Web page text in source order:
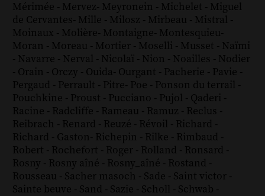
Mérimée - Mervez- Meyronein - Michelet - Miguel
de Cervantes- Mille - Milosz - Mirbeau - Mistral -
Moinaux - Molière- Montaigne- Montesquieu-
Moran - Moreau - Mortier - Moselli - Musset - Naïmi
- Navarre - Nerval - Nicolaï - Nion - Noailles - Nodier
- Orain - Orczy - Ouida- Ourgant - Pacherie - Pavie -
Pergaud - Perrault - Pitre- Poe - Ponson du terrail -
Pouchkine - Proust - Pucciano - Pujol - Qaderi -
Racine - Radcliffe - Rameau - Ramuz - Reclus -
Reibrach - Renard - Reuzé - Révoil - Richard -
Richard - Gaston- Richepin - Rilke - Rimbaud -
Robert - Rochefort - Roger - Rolland - Ronsard -
Rosny - Rosny aîné - Rosny_aîné - Rostand -
Rousseau - Sacher masoch - Sade - Saint victor -
Sainte beuve - Sand - Sazie - Scholl - Schwab -